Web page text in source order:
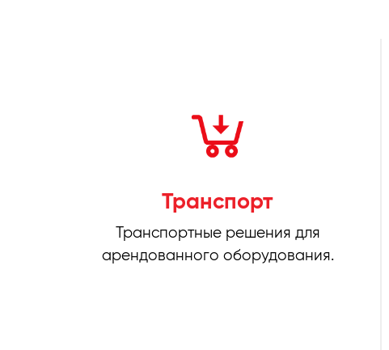
Транспорт
Транспортные решения для
арендованного оборудования.